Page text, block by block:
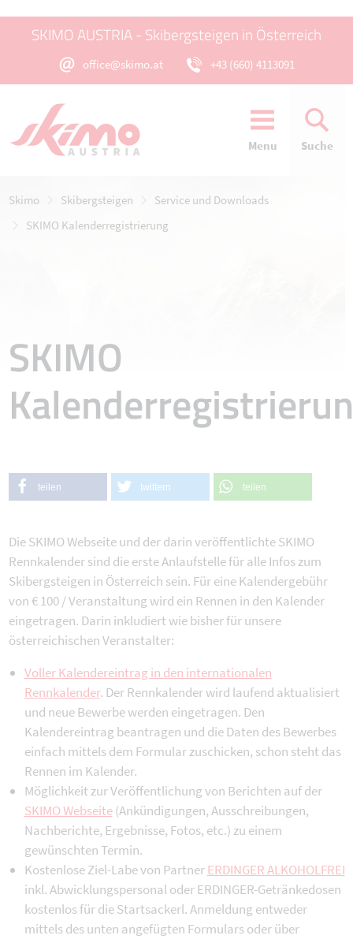
SKIMO AUSTRIA - Skibergsteigen in Österreich
office@skimo.at +43 (660) 4113091
Menu Suche
Skimo Skibergsteigen
Service und Downloads
SKIMO Kalenderregistrierung
SKIMO
teilen twittern teilen
Die SKIMO Webseite und der darin veröffentlichte SKIMO
Rennkalender sind die erste Anlaufstelle für alle Infos zum
Skibergsteigen in Österreich sein. Für eine Kalendergebühr
von € 100 / Veranstaltung wird ein Rennen in den Kalender
eingetragen. Darin inkludiert wie bisher für unsere
österreichischen Veranstalter:
Voller Kalendereintrag in den internationalen
Rennkalender. Der Rennkalender wird laufend aktualisiert
und neue Bewerbe werden eingetragen. Den
Kalendereintrag beantragen und die Daten des Bewerbes
einfach mittels dem Formular zuschicken, schon steht das
Rennen im Kalender.
Möglichkeit zur Veröffentlichung von Berichten auf der
SKIMO Webseite(Ankündigungen, Ausschreibungen,
Nachberichte, Ergebnisse, Fotos, etc.) zu einem
gewünschten Termin.
Kostenlose Ziel-Labe von PartnerERDINGER ALKOHOLFREI
inkl. Abwicklungspersonal oder ERDINGER-Getränkedosen
kostenlos für die Startsackerl. Anmeldung entweder
mittels des unten angefügten Formulars oder über